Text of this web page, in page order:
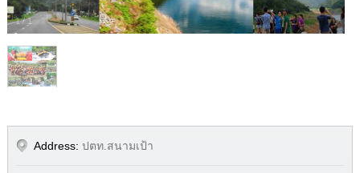
1/1
Address: ปตท.สนามเป้า